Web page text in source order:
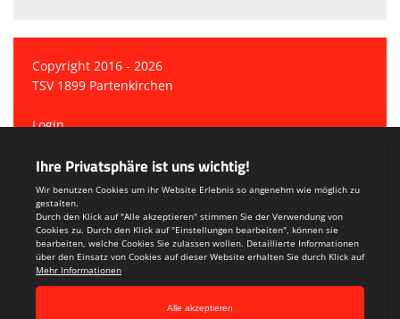
Copyright 2016 - 2026
TSV 1899 Partenkirchen
Login
Teamsports 2
Dein Sportverein online